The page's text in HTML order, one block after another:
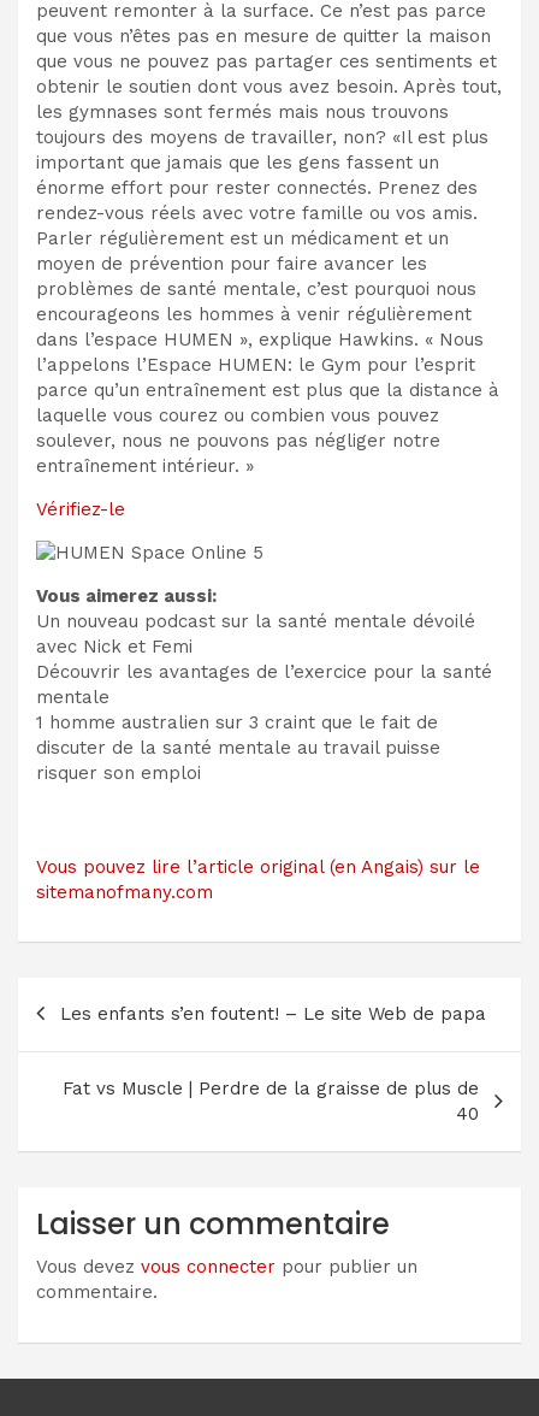
peuvent remonter à la surface. Ce n’est pas parce
que vous n’êtes pas en mesure de quitter la maison
que vous ne pouvez pas partager ces sentiments et
obtenir le soutien dont vous avez besoin. Après tout,
les gymnases sont fermés mais nous trouvons
toujours des moyens de travailler, non? «Il est plus
important que jamais que les gens fassent un
énorme effort pour rester connectés. Prenez des
rendez-vous réels avec votre famille ou vos amis.
Parler régulièrement est un médicament et un
moyen de prévention pour faire avancer les
problèmes de santé mentale, c’est pourquoi nous
encourageons les hommes à venir régulièrement
dans l’espace HUMEN », explique Hawkins. « Nous
l’appelons l’Espace HUMEN: le Gym pour l’esprit
parce qu’un entraînement est plus que la distance à
laquelle vous courez ou combien vous pouvez
soulever, nous ne pouvons pas négliger notre
entraînement intérieur. »
Vérifiez-le
Vous aimerez aussi:
Un nouveau podcast sur la santé mentale dévoilé
avec Nick et Femi
Découvrir les avantages de l’exercice pour la santé
mentale
1 homme australien sur 3 craint que le fait de
discuter de la santé mentale au travail puisse
risquer son emploi
Vous pouvez lire l’article original (en Angais) sur le
sitemanofmany.com
de
l’article
Les enfants s’en foutent! – Le site Web de papa
Fat vs Muscle | Perdre de la graisse de plus de
40
Laisser un commentaire
Vous devez vous connecter pour publier un
commentaire.